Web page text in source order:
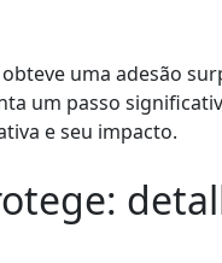
uma adesão
um passo
e seu impacto.